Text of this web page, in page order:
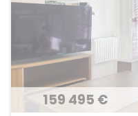
159 495 €